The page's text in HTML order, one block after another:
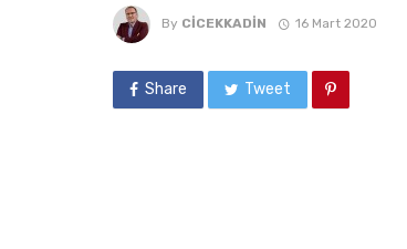
By CICEKKADIN 16 Mart 2020
Share Tweet